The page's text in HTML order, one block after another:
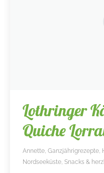
Lothringer
Quiche
Annette Ganzjährigrezepte
Nordseeküste Snacks &